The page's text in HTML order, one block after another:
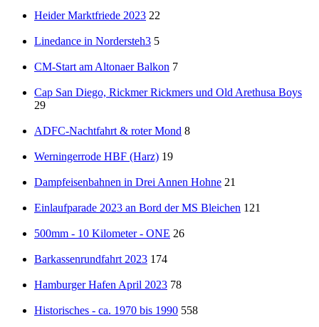
Heider Marktfriede 2023 22
Linedance in Nordersteh3 5
CM-Start am Altonaer Balkon 7
Cap San Diego, Rickmer Rickmers und Old Arethusa Boys
29
ADFC-Nachtfahrt & roter Mond 8
Werningerrode HBF (Harz) 19
Dampfeisenbahnen in Drei Annen Hohne 21
Einlaufparade 2023 an Bord der MS Bleichen 121
500mm - 10 Kilometer - ONE 26
Barkassenrundfahrt 2023 174
Hamburger Hafen April 2023 78
Historisches - ca. 1970 bis 1990 558